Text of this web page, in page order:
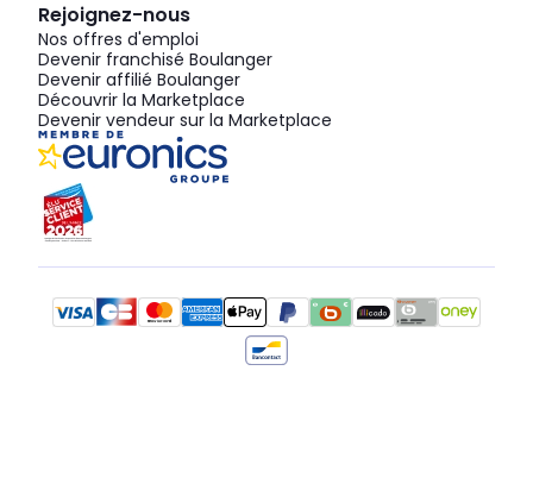
Rejoignez-nous
Nos offres d'emploi
Devenir franchisé Boulanger
Devenir affilié Boulanger
Découvrir la Marketplace
Devenir vendeur sur la Marketplace